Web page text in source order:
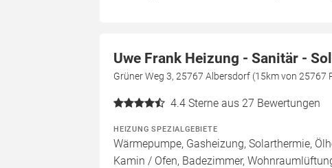
Uwe Frank Heizung - Sanitär -
Grüner Weg 3, 25767 Albersdorf (15km von 25767
4.4 Sterne aus 27 Bewertungen
HEIZUNG SPEZIALGEBIETE
Wärmepumpe, Gasheizung, Solarthermie,
Kamin / Ofen, Badezimmer,